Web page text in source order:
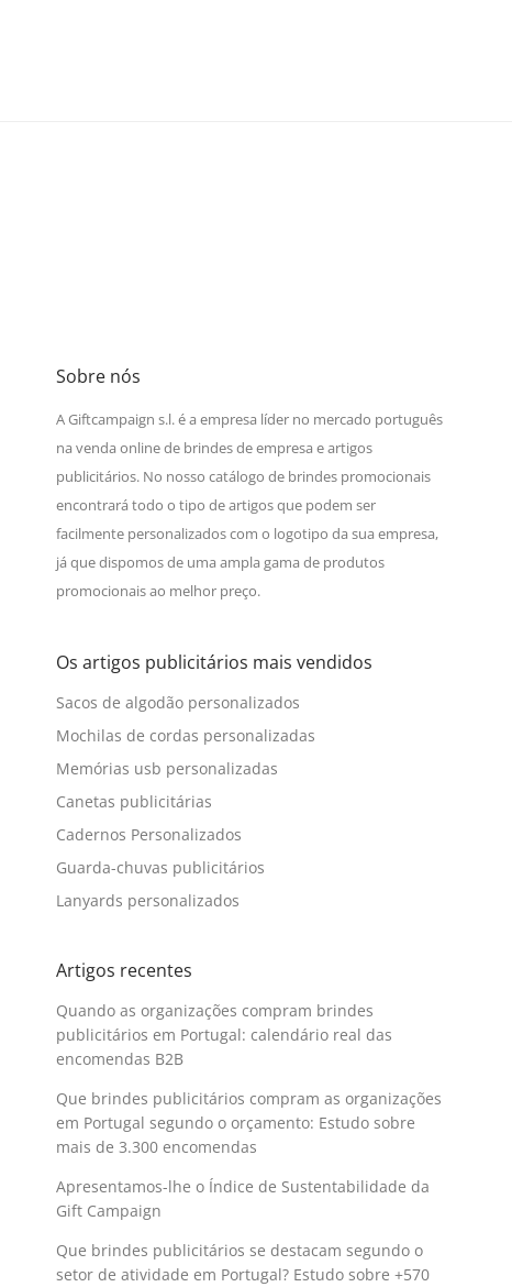
Sobre nós
A Giftcampaign s.l. é a empresa líder no mercado português
na venda online de brindes de empresa e artigos
publicitários. No nosso catálogo de brindes promocionais
encontrará todo o tipo de artigos que podem ser
facilmente personalizados com o logotipo da sua empresa,
já que dispomos de uma ampla gama de produtos
promocionais ao melhor preço.
Os artigos publicitários mais vendidos
Sacos de algodão personalizados
Mochilas de cordas personalizadas
Memórias usb personalizadas
Canetas publicitárias
Cadernos Personalizados
Guarda-chuvas publicitários
Lanyards personalizados
Artigos recentes
Quando as organizações compram brindes
publicitários em Portugal: calendário real das
encomendas B2B
Que brindes publicitários compram as organizações
em Portugal segundo o orçamento: Estudo sobre
mais de 3.300 encomendas
Apresentamos-lhe o Índice de Sustentabilidade da
Gift Campaign
Que brindes publicitários se destacam segundo o
setor de atividade em Portugal? Estudo sobre +570